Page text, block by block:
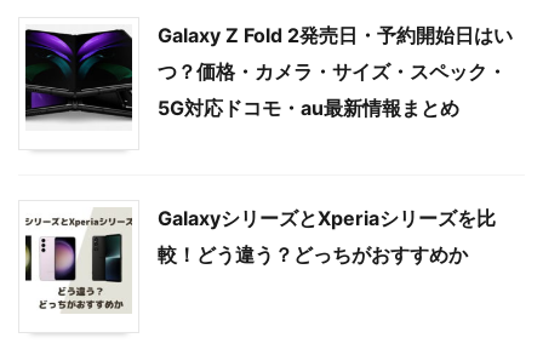
Galaxy Z Fold 2発売日・予約開始日はい
つ？価格・カメラ・サイズ・スペック・
5G対応ドコモ・au最新情報まとめ
GalaxyシリーズとXperiaシリーズを比
較！どう違う？どっちがおすすめか